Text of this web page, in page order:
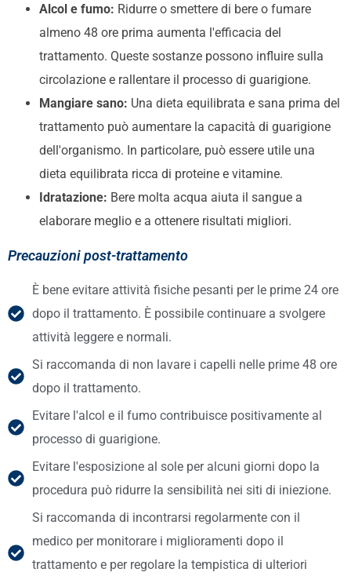
Alcol e fumo: Ridurre o smettere di bere o fumare
almeno 48 ore prima aumenta l'efficacia del
trattamento. Queste sostanze possono influire sulla
circolazione e rallentare il processo di guarigione.
Mangiare sano: Una dieta equilibrata e sana prima del
trattamento può aumentare la capacità di guarigione
dell'organismo. In particolare, può essere utile una
dieta equilibrata ricca di proteine e vitamine.
Idratazione: Bere molta acqua aiuta il sangue a
elaborare meglio e a ottenere risultati migliori.
Precauzioni post-trattamento
È bene evitare attività fisiche pesanti per le prime 24 ore
dopo il trattamento. È possibile continuare a svolgere
attività leggere e normali.
Si raccomanda di non lavare i capelli nelle prime 48 ore
dopo il trattamento.
Evitare l'alcol e il fumo contribuisce positivamente al
processo di guarigione.
Evitare l'esposizione al sole per alcuni giorni dopo la
procedura può ridurre la sensibilità nei siti di iniezione.
Si raccomanda di incontrarsi regolarmente con il
medico per monitorare i miglioramenti dopo il
trattamento e per regolare la tempistica di ulteriori